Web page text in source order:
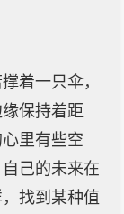
着一只伞，
保持着距
里有些空
己的未来在
找到某种值